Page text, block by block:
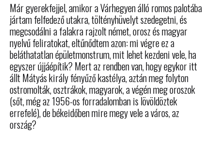
Már gyerekfejjel, amikor a Várhegyen álló romos palotába
jártam felfedező utakra, töltényhüvelyt szedegetni, és
megcsodálni a falakra rajzolt német, orosz és magyar
nyelvű feliratokat, eltűnődtem azon: mi végre ez a
beláthatatlan épületmonstrum, mit lehet kezdeni vele, ha
egyszer újjáépítik? Mert az rendben van, hogy egykor itt
állt Mátyás király fényűző kastélya, aztán meg folyton
ostromolták, osztrákok, magyarok, a végén meg oroszok
(sőt, még az 1956-os forradalomban is lövöldöztek
errefelé), de békeidőben mire megy vele a város, az
ország?